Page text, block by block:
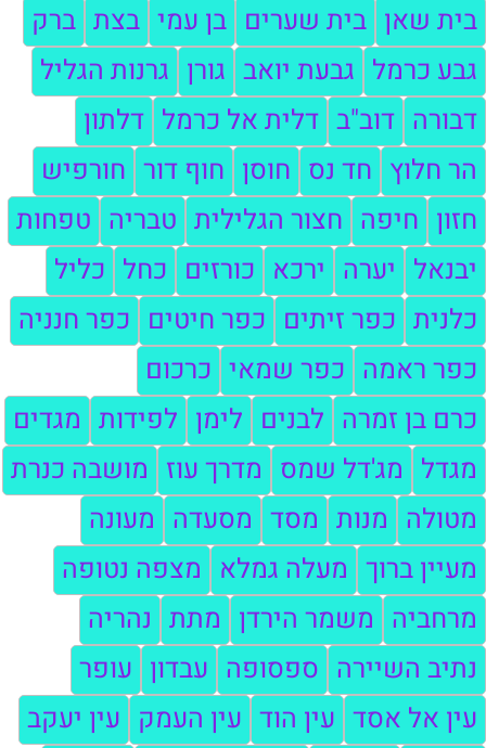
בית שאן בית שערים בן עמי בצת ברק
גבע כרמל גבעת יואב גורן גרנות הגליל
דבורה דוב"ב דלית אל כרמל דלתון
הר חלוץ חד נס חוסן חוף דור חורפיש
חזון חיפה חצור הגלילית טבריה טפחות
יבנאל יערה ירכא כורזים כחל כליל
כלנית כפר זיתים כפר חיטים כפר חנניה
כפר ראמה כפר שמאי כרכום
כרם בן זמרה לבנים לימן לפידות מגדים
מגדל מג'דל שמס מדרך עוז מושבה כנרת
מטולה מנות מסד מסעדה מעונה
מעיין ברוך מעלה גמלא מצפה נטופה
מרחביה משמר הירדן מתת נהריה
נתיב השיירה ספסופה עבדון עופר
עין אל אסד עין הוד עין העמק עין יעקב